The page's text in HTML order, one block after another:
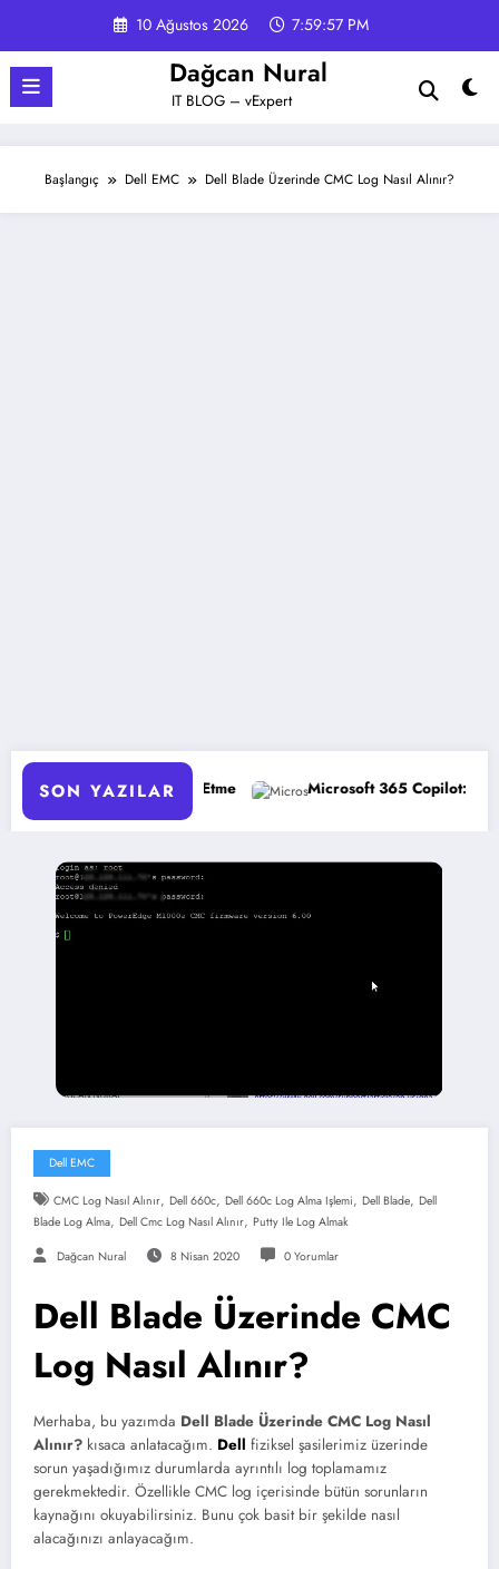
10 Ağustos 2026 7:59:58 PM
Dağcan Nural
IT BLOG – vExpert
Başlangıç Dell EMC Dell Blade Üzerinde CMC Log Nasıl Alınır?
SON YAZILAR
Etme Microsoft 365 Copilot: Yeni Özellikler ve
Dell EMC
CMC Log Nasıl Alınır, Dell 660c, Dell 660c Log Alma Işlemi, Dell Blade, Dell
Blade Log Alma, Dell Cmc Log Nasıl Alınır, Putty Ile Log Almak
Dağcan Nural 8 Nisan 2020 0 Yorumlar
Dell Blade Üzerinde CMC
Log Nasıl Alınır?
Merhaba, bu yazımda Dell Blade Üzerinde CMC Log Nasıl
Alınır? kısaca anlatacağım. Dell fiziksel şasilerimiz üzerinde
sorun yaşadığımız durumlarda ayrıntılı log toplamamız
gerekmektedir. Özellikle CMC log içerisinde bütün sorunların
kaynağını okuyabilirsiniz. Bunu çok basit bir şekilde nasıl
alacağınızı anlayacağım.